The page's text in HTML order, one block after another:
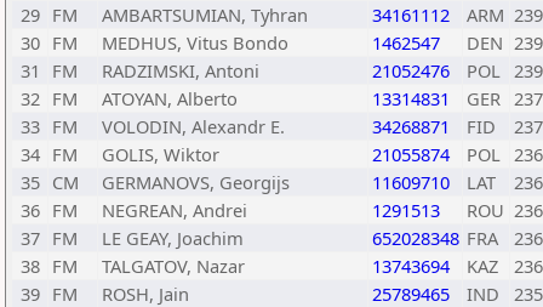
29 FM AMBARTSUMIAN, Tyhran 34161112 ARM
30 FM MEDHUS, Vitus Bondo 1462547 DEN
31
FM RADZIMSKI, Antoni 21052476 POL
32 FM ATOYAN, Alberto 13314831 GER
33 FM VOLODIN, Alexandr E. 34268871 FID
34 FM GOLIS, Wiktor 21055874 POL
35 CM GERMANOVS, Georgijs 11609710 LAT
36 FM NEGREAN, Andrei 1291513 ROU
37 FM LE GEAY, Joachim 652028348 FRA
38 FM TALGATOV, Nazar 13743694 KAZ
39 FM ROSH, Jain 25789465 IND